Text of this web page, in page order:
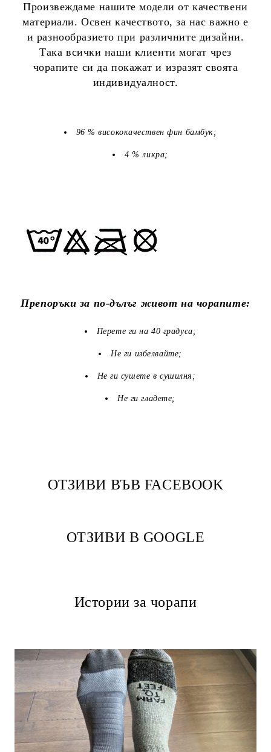
Произвеждаме нашите модели от качествени
материали. Освен качеството, за нас важно е
и разнообразието при различните дизайни.
Така всички наши клиенти могат чрез
чорапите си да покажат и изразят своята
индивидуалност.
96 % висококачествен фин бамбук;
4 % ликра;
Препоръки за по-дълъг живот на чорапите:
Перете ги на 40 градуса;
Не ги избелвайте;
Не ги сушете в сушилня;
Не ги гладете;
ОТЗИВИ ВЪВ FACEBOOK
ОТЗИВИ В GOOGLE
Истории за чорапи